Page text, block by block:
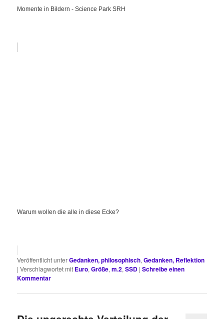
Momente in Bildern - Science Park SRH
Warum wollen die alle in diese Ecke?
Veröffentlicht unterGedanken, philosophisch,Gedanken, Reflektion
|Verschlagwortet mit Euro,Größe,m.2,SSD |Schreibe einen
Kommentar